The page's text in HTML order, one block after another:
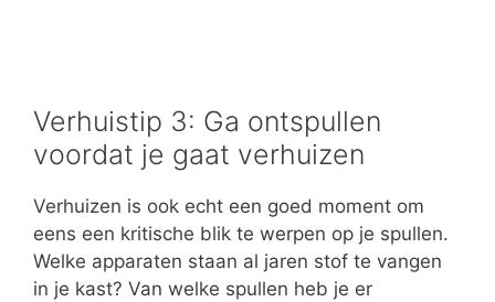
Verhuistip 3: Ga ontspullen
voordat je gaat verhuizen
Verhuizen is ook echt een goed moment om
eens een kritische blik te werpen op je spullen.
Welke apparaten staan al jaren stof te vangen
in je kast? Van welke spullen heb je er